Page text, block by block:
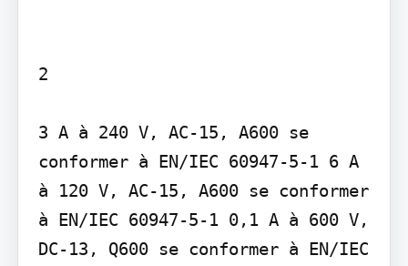
2
3 A à 240 V, AC-15, A600 se
conformer à EN/IEC 60947-5-1 6 A
à 120 V, AC-15, A600 se conformer
à EN/IEC 60947-5-1 0,1 A à 600 V,
DC-13, Q600 se conformer à EN/IEC